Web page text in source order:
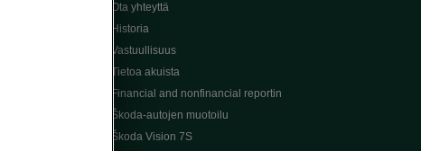
Ota yhteyttä
Historia
Vastuullisuus
Tietoa akuista
Financial and nonfinancial reportin
Škoda-autojen muotoilu
Škoda Vision 7S